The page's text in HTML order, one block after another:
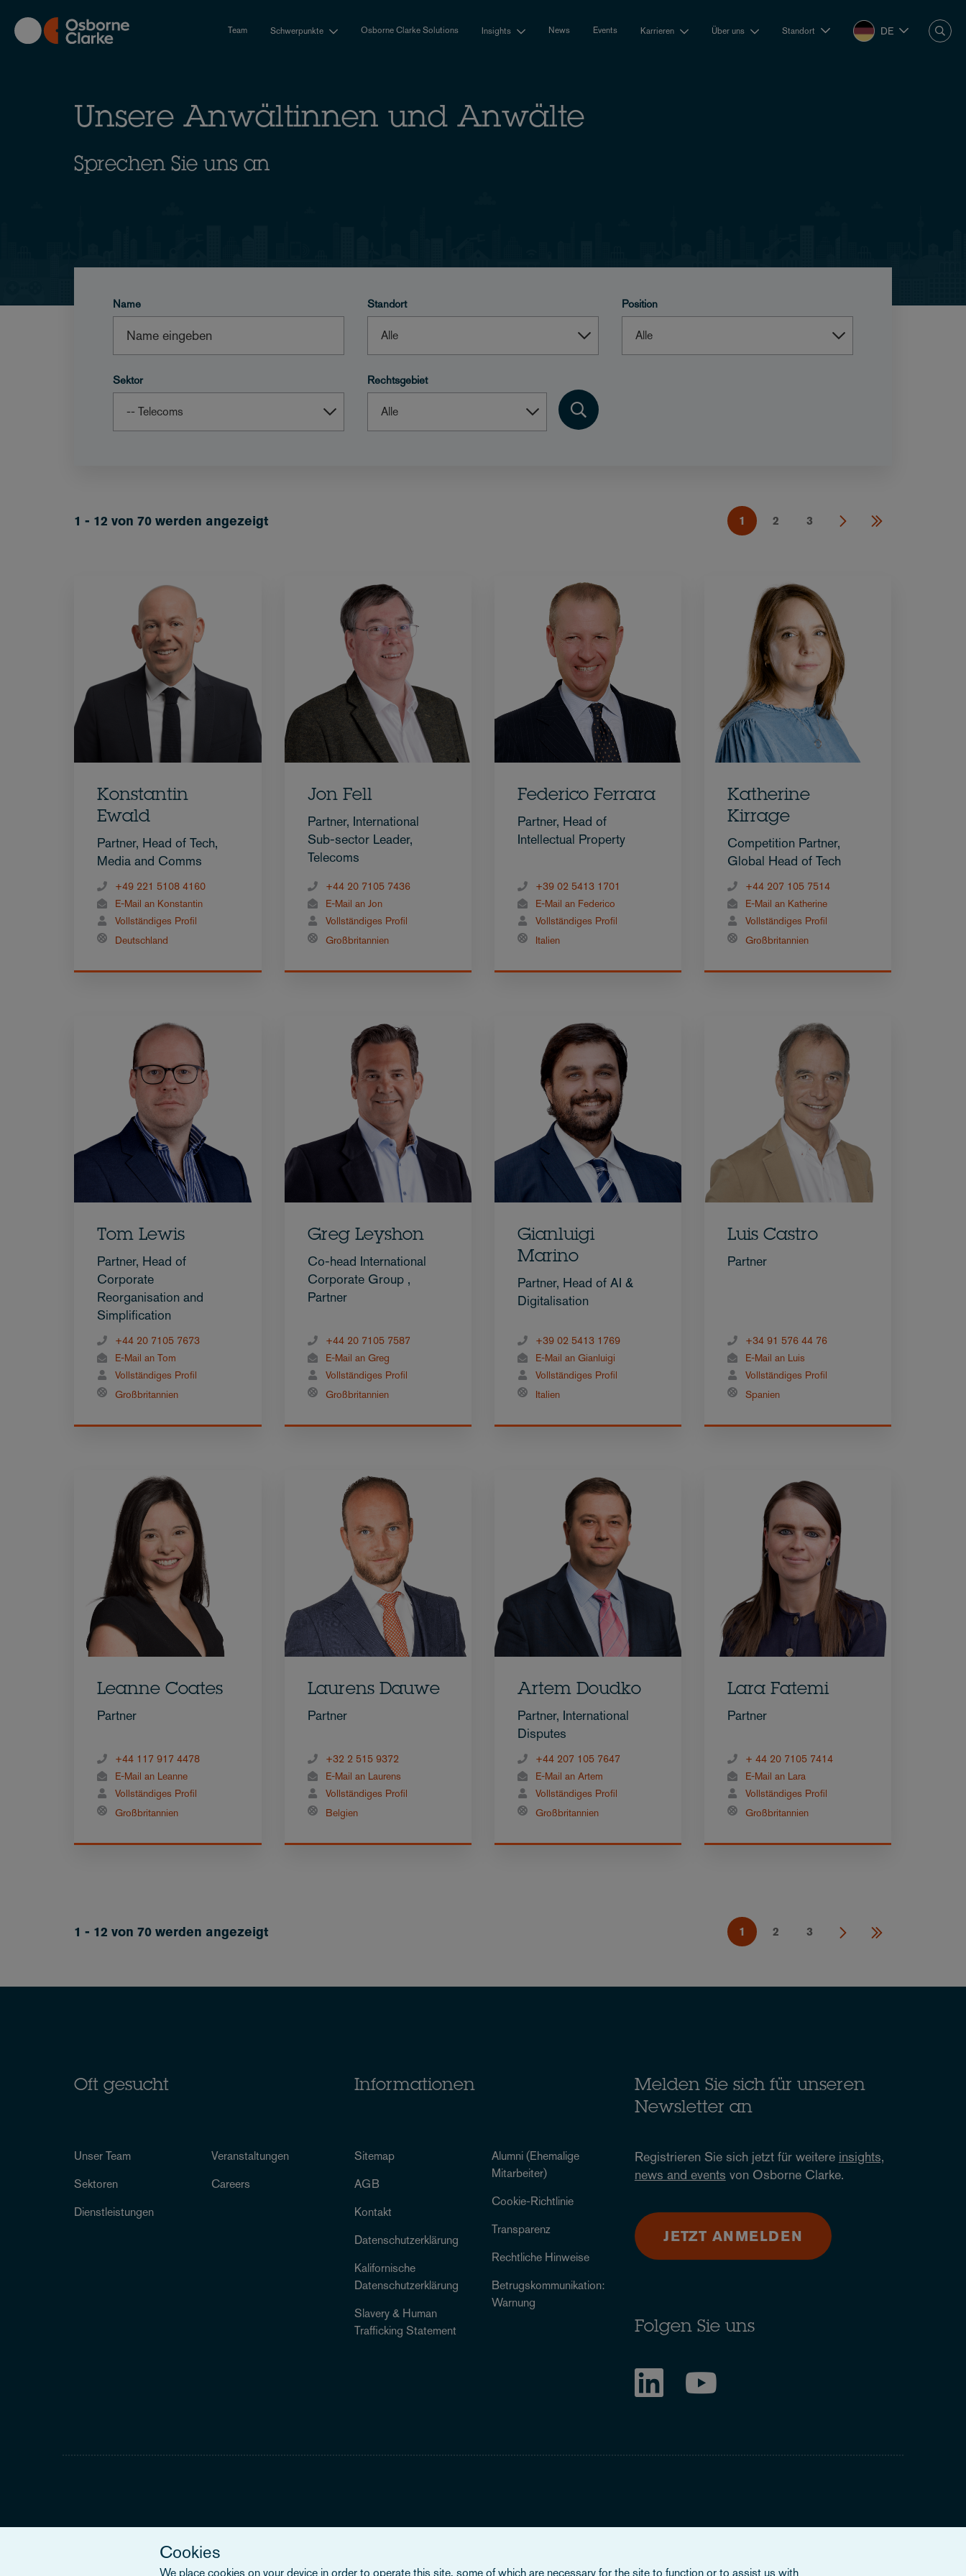
main
content
Team Schwerpunkte Osborne Clarke Solutions Insights News Events Karrieren Über uns Standort DE
Unsere Anwältinnen und Anwälte
Sprechen Sie uns an
Name Standort Position
Sektor Rechtsgebiet
1 - 12 von 70 werden angezeigt 1 2 3
Konstantin
Ewald
Partner, Head of Tech,
Media and Comms
+49 221 5108 4160
E-Mail an Konstantin
Vollständiges Profil
Deutschland
Jon Fell
Partner, International
Sub-sector Leader,
Telecoms
+44 20 7105 7436
E-Mail an Jon
Vollständiges Profil
Großbritannien
Federico Ferrara
Partner, Head of
Intellectual Property
+39 02 5413 1701
E-Mail an Federico
Vollständiges Profil
Italien
Katherine
Kirrage
Competition Partner,
Global Head of Tech
+44 207 105 7514
E-Mail an Katherine
Vollständiges Profil
Großbritannien
Tom Lewis
Partner, Head of
Corporate
Reorganisation and
Simplification
+44 20 7105 7673
E-Mail an Tom
Vollständiges Profil
Großbritannien
Greg Leyshon
Co-head International
Corporate Group ,
Partner
+44 20 7105 7587
E-Mail an Greg
Vollständiges Profil
Großbritannien
Gianluigi
Marino
Partner, Head of AI &
Digitalisation
+39 02 5413 1769
E-Mail an Gianluigi
Vollständiges Profil
Italien
Luis Castro
Partner
+34 91 576 44 76
E-Mail an Luis
Vollständiges Profil
Spanien
Leanne Coates
Partner
+44 117 917 4478
E-Mail an Leanne
Vollständiges Profil
Großbritannien
Laurens Dauwe
Partner
+32 2 515 9372
E-Mail an Laurens
Vollständiges Profil
Belgien
Artem Doudko
Partner, International
Disputes
+44 207 105 7647
E-Mail an Artem
Vollständiges Profil
Großbritannien
Lara Fatemi
Partner
+ 44 20 7105 7414
E-Mail an Lara
Vollständiges Profil
Großbritannien
1 - 12 von 70 werden angezeigt 1 2 3
Oft gesucht
Unser Team
Sektoren
Dienstleistungen
Veranstaltungen
Careers
Informationen
Sitemap
AGB
Kontakt
Datenschutzerklärung
Kalifornische
Datenschutzerklärung
Slavery & Human
Trafficking Statement
Alumni (Ehemalige
Mitarbeiter)
Cookie-Richtlinie
Transparenz
Rechtliche Hinweise
Betrugskommunikation:
Warnung
Melden Sie sich für unseren
Newsletter an
Registrieren Sie sich jetzt für weitere insights,
news and events von Osborne Clarke.
JETZT ANMELDEN
Folgen Sie uns
Cookies
We place cookies on your device in order to operate this site, some of which are necessary for the site to function or to assist us with